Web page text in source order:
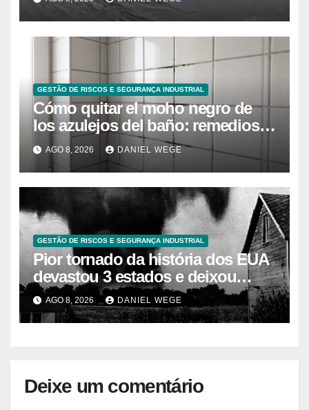
farmacêuticos
GESTÃO DE RISCOS E SEGURANÇA INDUSTRIAL
Cómo quitar el moho negro de
los azulejos del baño: remedios
caseros efectivos
AGO 8, 2026 DANIEL WEGE
GESTÃO DE RISCOS E SEGURANÇA INDUSTRIAL
Pior tornado da história dos EUA
devastou 3 estados e deixou
centenas de mortos
AGO 8, 2026 DANIEL WEGE
Deixe um comentário